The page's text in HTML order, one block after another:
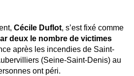
Cécile Duflot, s’est fixé comme
deux le nombre de victimes
après les incendies de Saint-
(Seine-Saint-Denis) au
ont péri.